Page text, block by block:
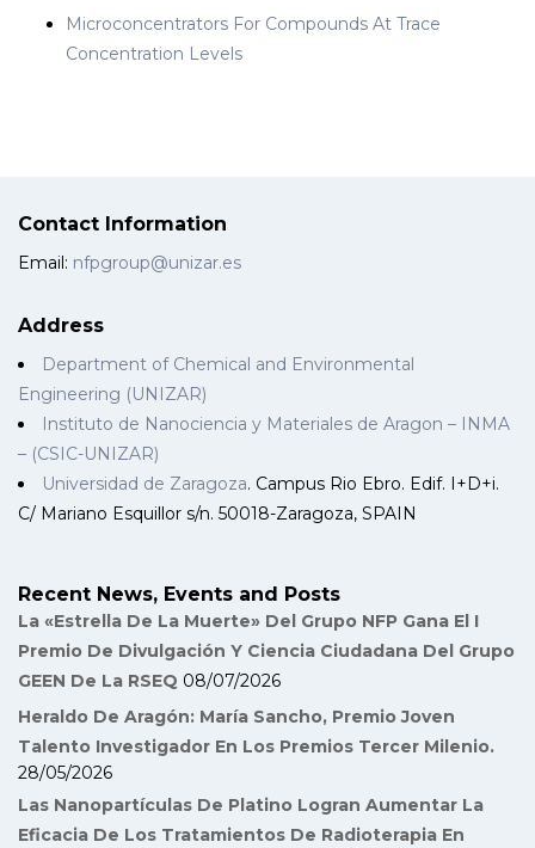
Microconcentrators For Compounds At Trace
Concentration Levels
Contact Information
Email: nfpgroup@unizar.es
Address
Department of Chemical and Environmental
Engineering (UNIZAR)
Instituto de Nanociencia y Materiales de Aragon – INMA
– (CSIC-UNIZAR)
Universidad de Zaragoza. Campus Rio Ebro. Edif. I+D+i.
C/ Mariano Esquillor s/n. 50018-Zaragoza, SPAIN
Recent News, Events and Posts
La «Estrella De La Muerte» Del Grupo NFP Gana El I
Premio De Divulgación Y Ciencia Ciudadana Del Grupo
GEEN De La RSEQ 08/07/2026
Heraldo De Aragón: María Sancho, Premio Joven
Talento Investigador En Los Premios Tercer Milenio.
28/05/2026
Las Nanopartículas De Platino Logran Aumentar La
Eficacia De Los Tratamientos De Radioterapia En